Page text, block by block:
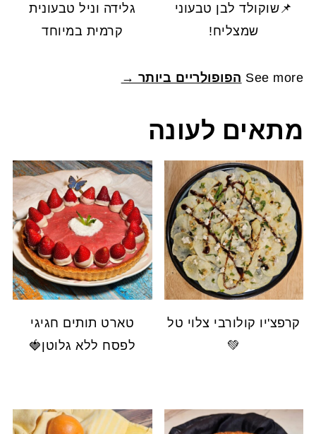
📌שוקולד לבן טבעוני
שמצליח!
גלידה וניל טבעונית
קרמית במיוחד
See more הפופולריים ביותר →
מתאים לעונה
קרפצ'יו קולורבי צלוי טל
💚
טארט תותים חגיגי
לפסח ללא גלוטן🍓